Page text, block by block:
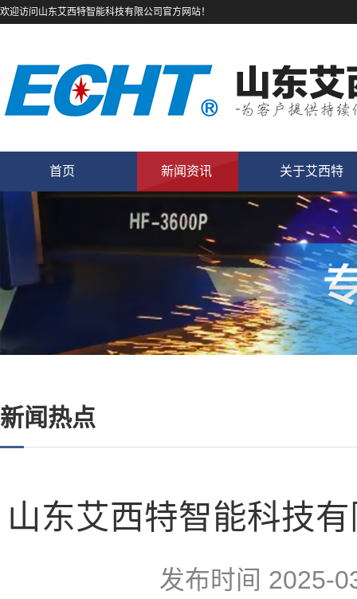
欢迎访问山东艾西特智能科技有限公司官方网站！
首页 新闻资讯 关于艾西特
新闻热点
山东艾西特智能科技
发布时间 2025-